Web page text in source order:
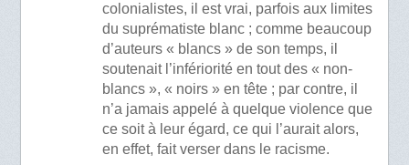
colonialistes, il est vrai, parfois aux limites
du suprématiste blanc ; comme beaucoup
d’auteurs « blancs » de son temps, il
soutenait l’infériorité en tout des « non-
blancs », « noirs » en tête ; par contre, il
n’a jamais appelé à quelque violence que
ce soit à leur égard, ce qui l’aurait alors,
en effet, fait verser dans le racisme.